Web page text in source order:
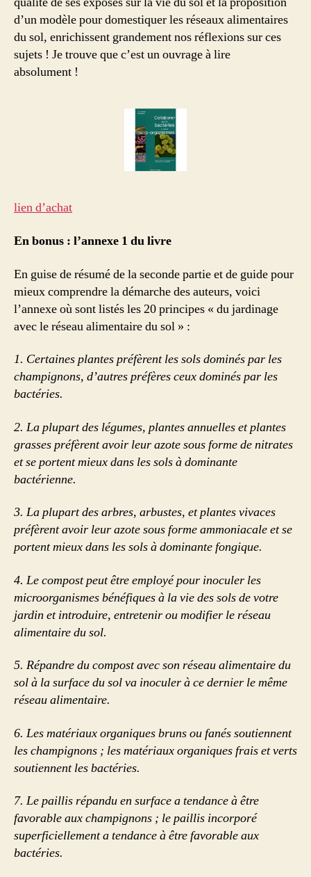
d’un modèle pour domestiquer les réseaux alimentaires
du sol, enrichissent grandement nos réflexions sur ces
sujets ! Je trouve que c’est un ouvrage à lire
absolument !
lien d’achat
En bonus : l’annexe 1 du livre
En guise de résumé de la seconde partie et de guide pour
mieux comprendre la démarche des auteurs, voici
l’annexe où sont listés les 20 principes « du jardinage
avec le réseau alimentaire du sol » :
1. Certaines plantes préfèrent les sols dominés par les
champignons, d’autres préfères ceux dominés par les
bactéries.
2. La plupart des légumes, plantes annuelles et plantes
grasses préfèrent avoir leur azote sous forme de nitrates
et se portent mieux dans les sols à dominante
bactérienne.
3. La plupart des arbres, arbustes, et plantes vivaces
préfèrent avoir leur azote sous forme ammoniacale et se
portent mieux dans les sols à dominante fongique.
4. Le compost peut être employé pour inoculer les
microorganismes bénéfiques à la vie des sols de votre
jardin et introduire, entretenir ou modifier le réseau
alimentaire du sol.
5. Répandre du compost avec son réseau alimentaire du
sol à la surface du sol va inoculer à ce dernier le même
réseau alimentaire.
6. Les matériaux organiques bruns ou fanés soutiennent
les champignons ; les matériaux organiques frais et verts
soutiennent les bactéries.
7. Le paillis répandu en surface a tendance à être
favorable aux champignons ; le paillis incorporé
superficiellement a tendance à être favorable aux
bactéries.